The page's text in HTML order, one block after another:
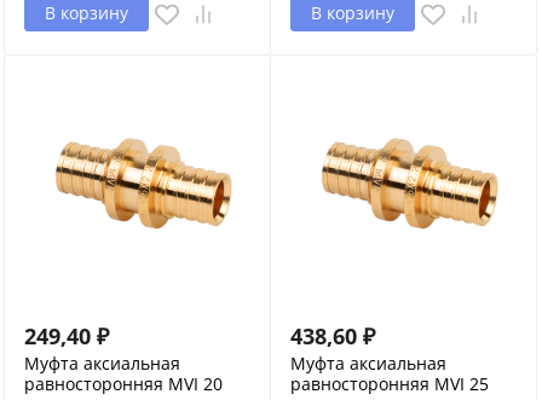
В корзину В корзину
249,40 ₽
Муфта аксиальная
равносторонняя MVI 20
438,60 ₽
Муфта аксиальная
равносторонняя MVI 25